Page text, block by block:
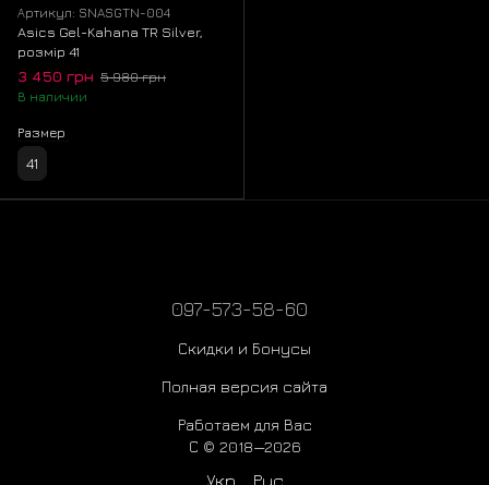
Артикул: SNASGTN-004
Asics Gel-Kahana TR Silver,
розмір 41
3 450 грн 5 980 грн
В наличии
Размер
41
097-573-58-60
Скидки и Бонусы
Полная версия сайта
Работаем для Вас
С © 2018—2026
Укр Рус